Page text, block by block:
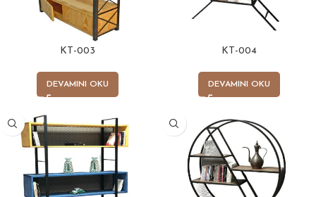
KT-003
DEVAMINI OKU
KT-004
DEVAMINI OKU